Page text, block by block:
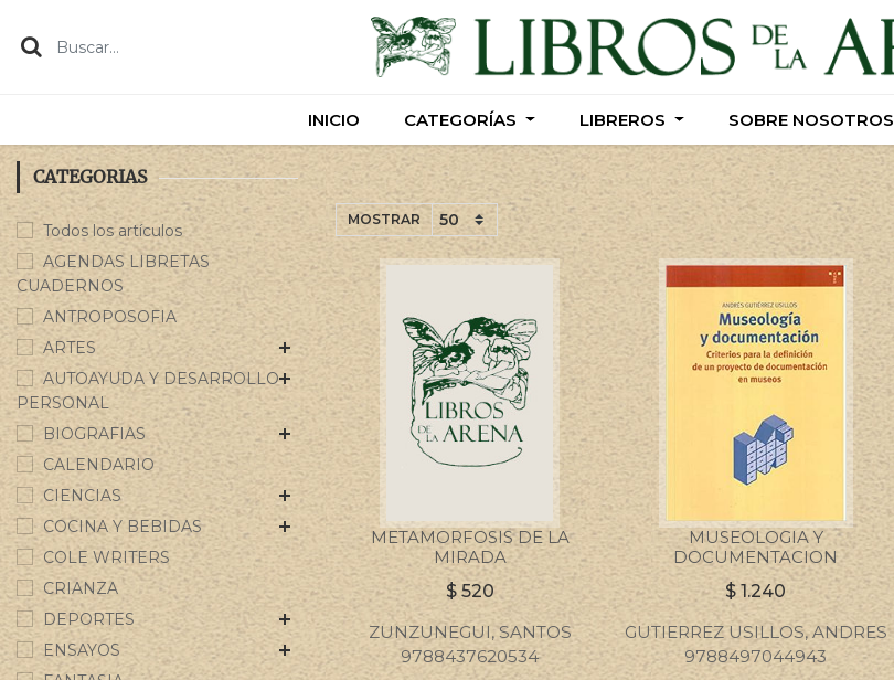
INICIO CATEGORÍAS LIBREROS SOBRE NOSOTROS
INICIO CATEGORÍAS LIBREROS SOBRE NOSOTROS
CATEGORIAS
Todos los artículos
AGENDAS LIBRETAS
CUADERNOS
ANTROPOSOFIA
ARTES
AUTOAYUDA Y DESARROLLO
PERSONAL
BIOGRAFIAS
CALENDARIO
CIENCIAS
COCINA Y BEBIDAS
COLE WRITERS
CRIANZA
DEPORTES
ENSAYOS
MOSTRAR
METAMORFOSIS DE LA
MIRADA
$ 520
ZUNZUNEGUI, SANTOS
9788437620534
MUSEOLOGIA Y
DOCUMENTACION
$1.240
GUTIERREZ USILLOS, ANDRES
9788497044943